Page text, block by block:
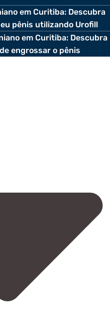
em Curitiba: Descubra
pênis utilizando Urofill
em Curitiba: Descubra
engrossar o pênis